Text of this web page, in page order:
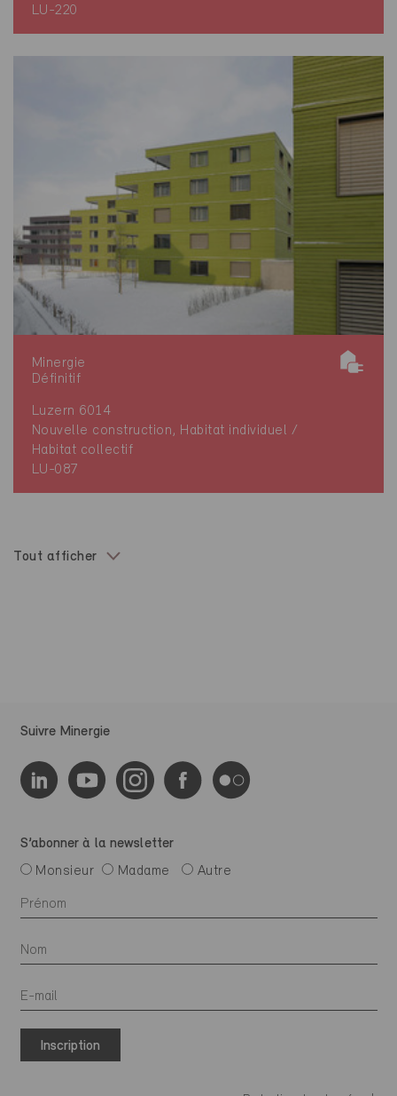
LU-220
Minergie
Définitif
Luzern 6014
Nouvelle construction, Habitat individuel /
Habitat collectif
LU-087
Tout afficher
Suivre Minergie
S’abonner à la newsletter
Monsieur
Madame Autre
Inscription